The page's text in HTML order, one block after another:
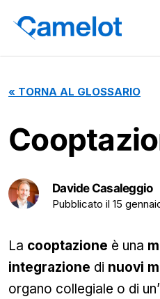
« TORNA AL GLOSSARIO
Davide Casaleggio
Pubblicato il 15
La cooptazione è una
integrazione di nuovi
organo collegiale o di